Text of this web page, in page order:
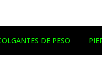
DE PESO